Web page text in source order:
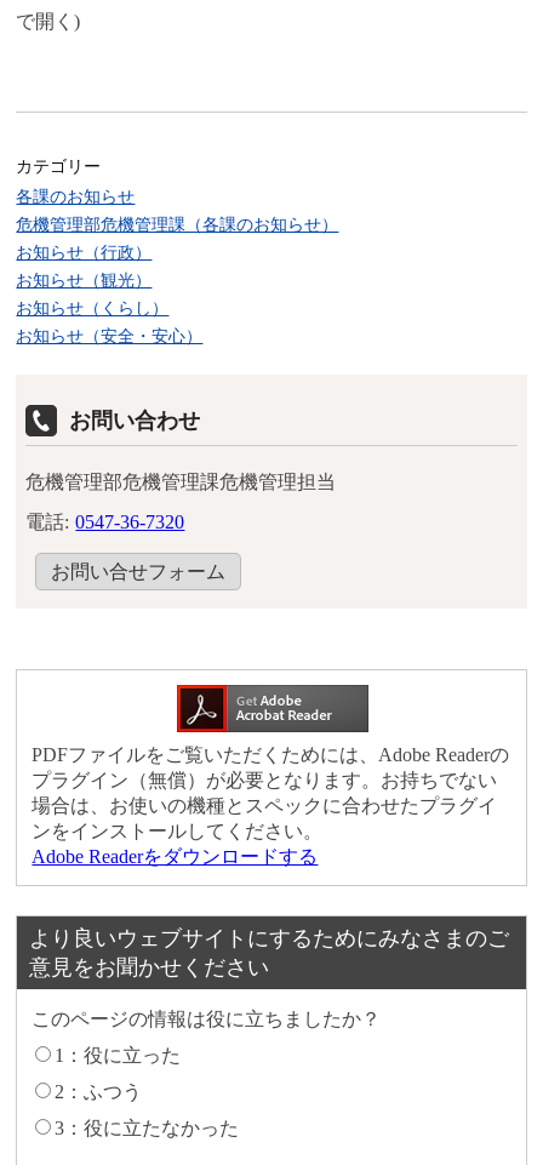
で開く)
カテゴリー
各課のお知らせ
危機管理部危機管理課（各課のお知らせ）
お知らせ（行政）
お知らせ（観光）
お知らせ（くらし）
お知らせ（安全・安心）
お問い合わせ
危機管理部危機管理課危機管理担当
電話: 0547-36-7320
お問い合せフォーム
PDFファイルをご覧いただくためには、Adobe Readerの
プラグイン（無償）が必要となります。お持ちでない
場合は、お使いの機種とスペックに合わせたプラグイ
ンをインストールしてください。
Adobe Readerをダウンロードする
より良いウェブサイトにするためにみなさまのご
意見をお聞かせください
このページの情報は役に立ちましたか？
1：役に立った
2：ふつう
3：役に立たなかった